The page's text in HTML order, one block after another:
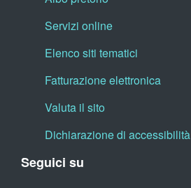
Servizi online
Elenco siti tematici
Fatturazione elettronica
Valuta il sito
Dichiarazione di accessibilità
Seguici su